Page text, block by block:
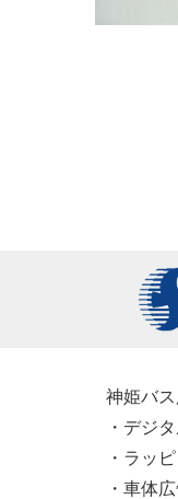
神姫バ
・デジ
・ラッ
・車体